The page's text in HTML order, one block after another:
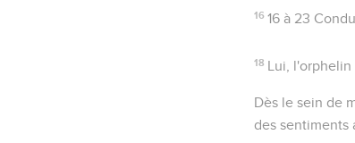
16 16 à 23
18 Lui ,
Dès le sein de
des sentiments